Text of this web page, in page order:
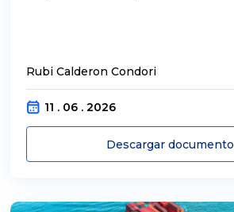
Rubi Calderon Condori
11 . 06 . 2026
Descargar documento